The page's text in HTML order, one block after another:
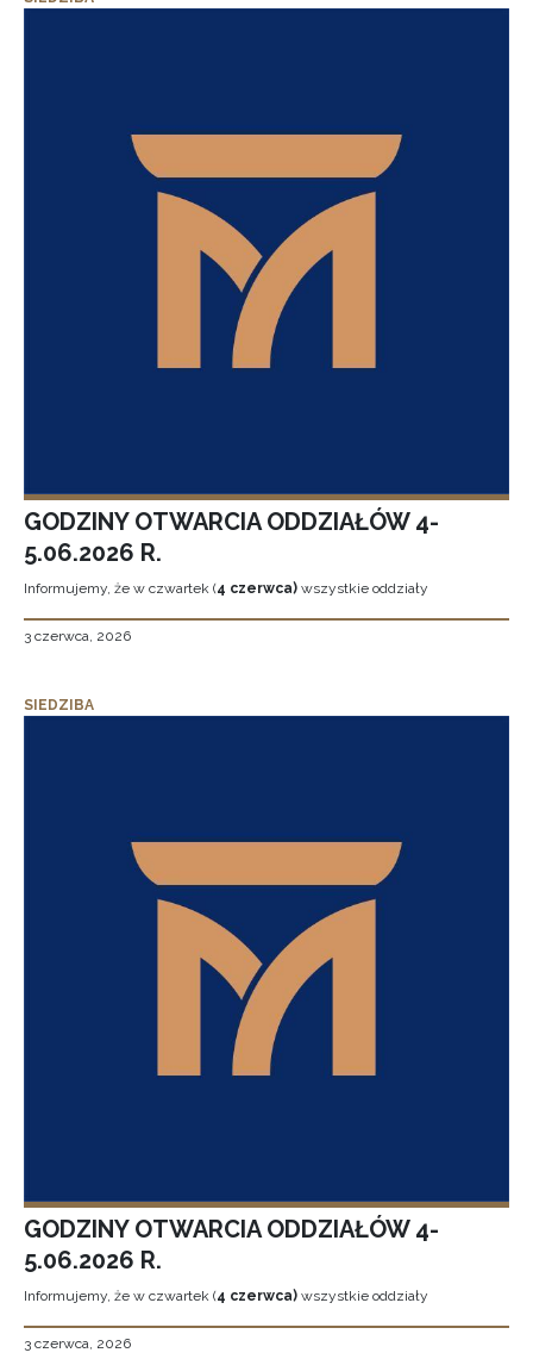
GODZINY OTWARCIA ODDZIAŁÓW 4-
5.06.2026 R.
Informujemy, że w czwartek (4 czerwca) wszystkie oddziały
3 czerwca, 2026
SIEDZIBA
GODZINY OTWARCIA ODDZIAŁÓW 4-
5.06.2026 R.
Informujemy, że w czwartek (4 czerwca) wszystkie oddziały
3 czerwca, 2026